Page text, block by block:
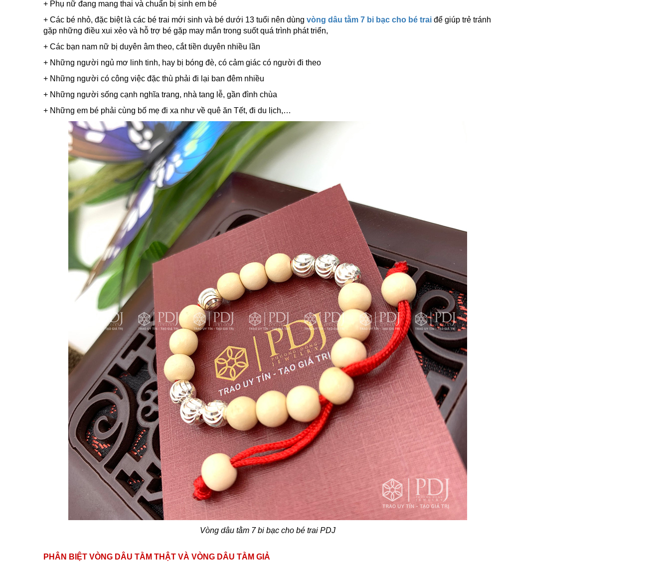
+ Phụ nữ đang mang thai và chuẩn bị sinh em bé
+ Các bé nhỏ, đặc biệt là các bé trai mới sinh và bé dưới 13 tuổi nên dùng vòng dâu tằm 7 bi bạc cho bé trai để giúp trẻ tránh
gặp những điều xui xẻo và hỗ trợ bé gặp may mắn trong suốt quá trình phát triển,
+ Các bạn nam nữ bị duyên âm theo, cắt tiền duyên nhiều lần
+ Những người ngủ mơ linh tinh, hay bị bóng đè, có cảm giác có người đi theo
+ Những người có công việc đặc thù phải đi lại ban đêm nhiều
+ Những người sống cạnh nghĩa trang, nhà tang lễ, gần đình chùa
+ Những em bé phải cùng bố mẹ đi xa như về quê ăn Tết, đi du lịch,…
Vòng dâu tằm 7 bi bạc cho bé trai PDJ
PHÂN BIỆT VÒNG DÂU TẰM THẬT VÀ VÒNG DÂU TẰM GIẢ